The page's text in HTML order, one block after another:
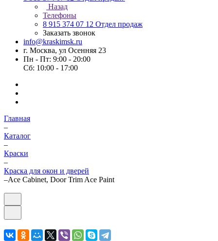
Назад
Телефоны
8 915 374 07 12 Отдел продаж
Заказать звонок
info@kraskimsk.ru
г. Москва, ул Осенняя 23
Пн - Пт: 9:00 - 20:00
Сб: 10:00 - 17:00
Главная
–
Каталог
–
Краски
–
Краска для окон и дверей
–Ace Cabinet, Door Trim Ace Paint